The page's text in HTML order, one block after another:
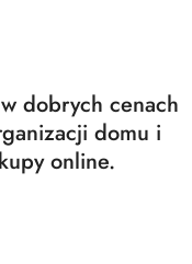
dobrych cenach
domu i
online.